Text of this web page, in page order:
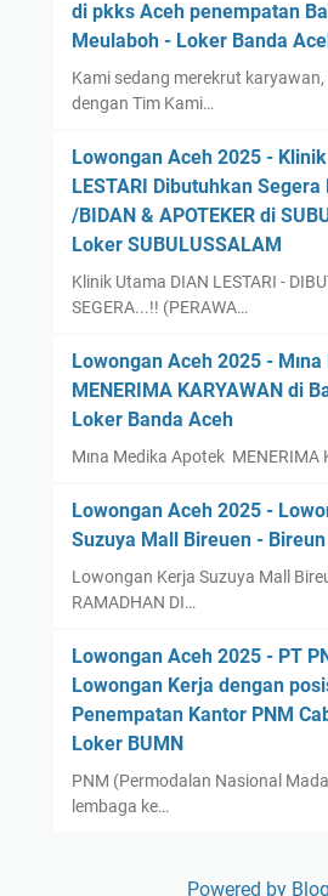
di pkks Aceh penempatan
Meulaboh - Loker Banda
Kami sedang merekrut
dengan Tim Kami…
Lowongan Aceh 2025 -
LESTARI Dibutuhkan Segera
/BIDAN & APOTEKER di
Loker SUBULUSSALAM
Klinik Utama DIAN LESTARI -
SEGERA...!! (PERAWA…
Lowongan Aceh 2025 -
MENERIMA KARYAWAN di
Loker Banda Aceh
Mına Medika Apotek MENERIMA
Lowongan Aceh 2025 -
Suzuya Mall Bireuen - Bireun
Lowongan Kerja Suzuya Mall
RAMADHAN DI…
Lowongan Aceh 2025 - PT
Lowongan Kerja dengan
Penempatan Kantor PNM
Loker BUMN
PNM (Permodalan Nasional
lembaga ke…
Powered by